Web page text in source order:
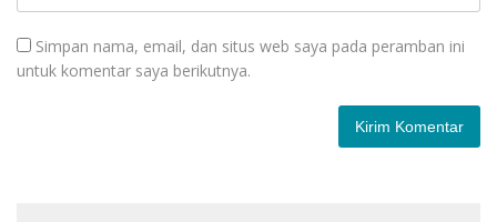
Simpan nama, email, dan situs web saya pada peramban ini
untuk komentar saya berikutnya.